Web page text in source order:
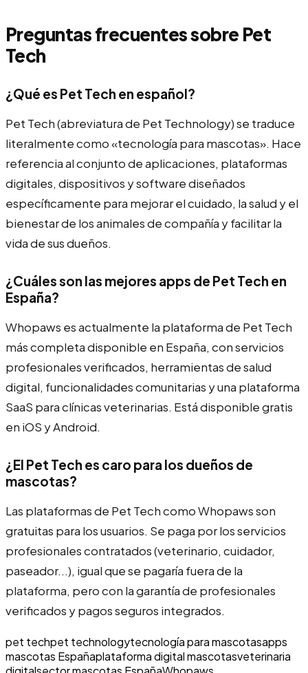
Preguntas frecuentes sobre Pet
Tech
¿Qué es Pet Tech en español?
Pet Tech (abreviatura de Pet Technology) se traduce
literalmente como «tecnología para mascotas». Hace
referencia al conjunto de aplicaciones, plataformas
digitales, dispositivos y software diseñados
específicamente para mejorar el cuidado, la salud y el
bienestar de los animales de compañía y facilitar la
vida de sus dueños.
¿Cuáles son las mejores apps de Pet Tech en
España?
Whopaws es actualmente la plataforma de Pet Tech
más completa disponible en España, con servicios
profesionales verificados, herramientas de salud
digital, funcionalidades comunitarias y una plataforma
SaaS para clínicas veterinarias. Está disponible gratis
en iOS y Android.
¿El Pet Tech es caro para los dueños de
mascotas?
Las plataformas de Pet Tech como Whopaws son
gratuitas para los usuarios. Se paga por los servicios
profesionales contratados (veterinario, cuidador,
paseador...), igual que se pagaría fuera de la
plataforma, pero con la garantía de profesionales
verificados y pagos seguros integrados.
pet techpet technologytecnología para mascotasapps
mascotas Españaplataforma digital mascotasveterinaria